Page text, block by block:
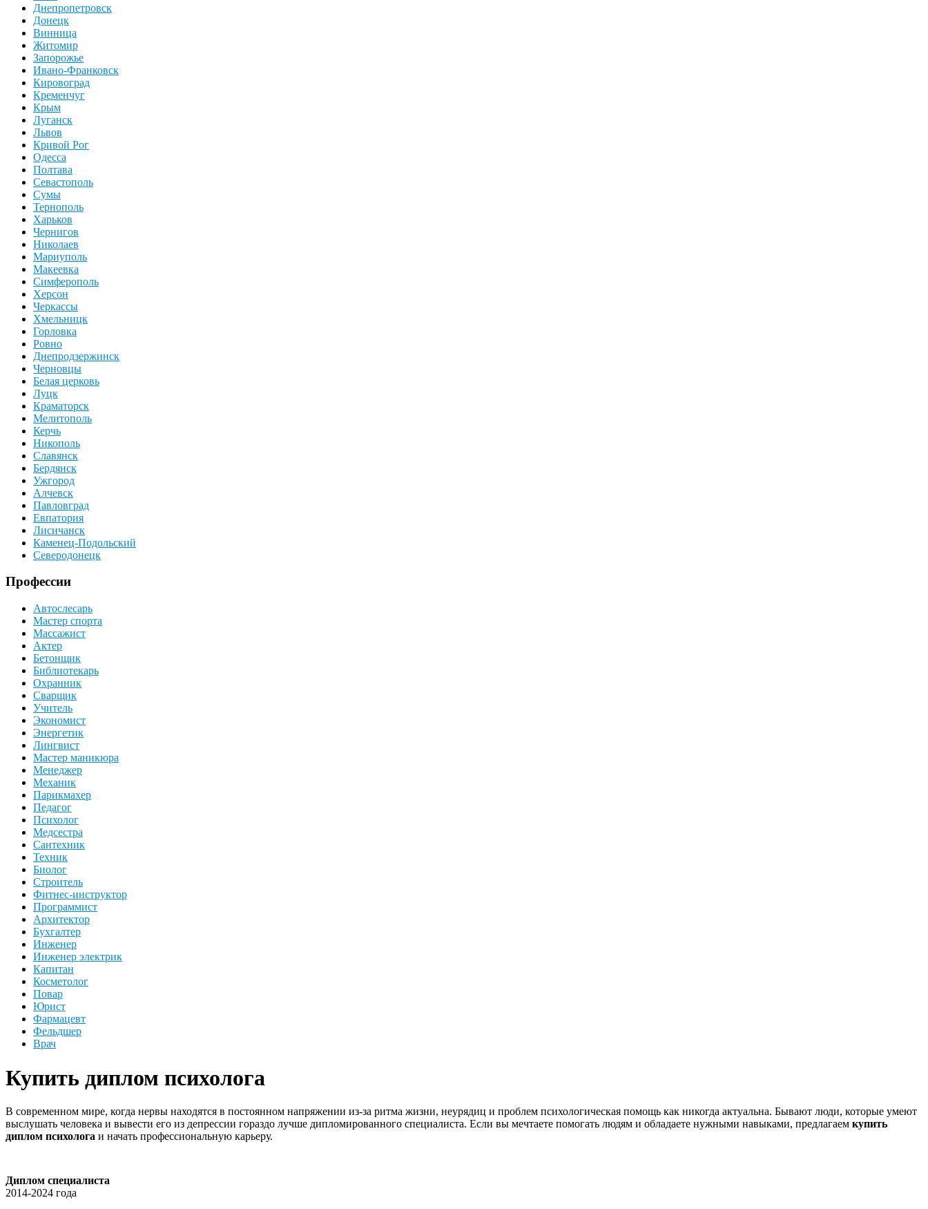
Днепропетровск
Донецк
Винница
Житомир
Запорожье
Ивано-Франковск
Кировоград
Кременчуг
Крым
Луганск
Львов
Кривой Рог
Одесса
Полтава
Севастополь
Сумы
Тернополь
Харьков
Чернигов
Николаев
Мариуполь
Макеевка
Симферополь
Херсон
Черкассы
Хмельницк
Горловка
Ровно
Днепродзержинск
Черновцы
Белая церковь
Луцк
Краматорск
Мелитополь
Керчь
Никополь
Славянск
Бердянск
Ужгород
Алчевск
Павловград
Евпатория
Лисичанск
Каменец-Подольский
Северодонецк
Профессии
Автослесарь
Мастер спорта
Массажист
Актер
Бетонщик
Библиотекарь
Охранник
Сварщик
Учитель
Экономист
Энергетик
Лингвист
Мастер маникюра
Менеджер
Механик
Парикмахер
Педагог
Психолог
Медсестра
Сантехник
Техник
Биолог
Строитель
Фитнес-инструктор
Программист
Архитектор
Бухгалтер
Инженер
Инженер электрик
Капитан
Косметолог
Повар
Юрист
Фармацевт
Фельдшер
Врач
Купить диплом психолога
В современном мире, когда нервы находятся в постоянном напряжении из-за ритма жизни, неурядиц и проблем психологическая помощь как никогда актуальна. Бывают люди, которые умеют
выслушать человека и вывести его из депрессии гораздо лучше дипломированного специалиста. Если вы мечтаете помогать людям и обладаете нужными навыками, предлагаем купить
диплом психолога и начать профессиональную карьеру.
Диплом специалиста
2014-2024 года